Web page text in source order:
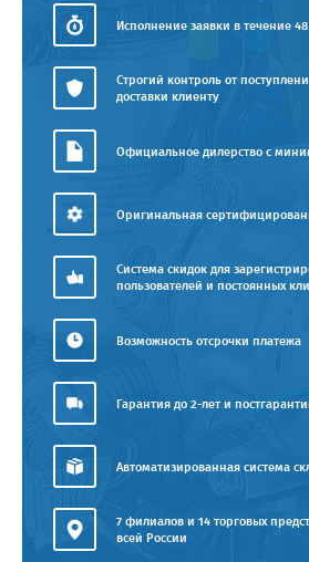
Исполнение заявки в течение 48
Строгий контроль от
доставки клиенту
Официальное дилерство с
Оригинальная
Система скидок для
пользователей и постоянных
Возможность отсрочки платежа
Гарантия до 2-лет и
Автоматизированная система
7 филиалов и 14 торговых
всей России